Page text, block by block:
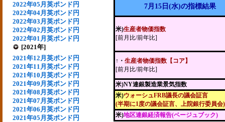
2022年05月英ポンド円
2022年04月英ポンド円
2022年03月英ポンド円
2022年02月英ポンド円
2022年01月英ポンド円
[2021年]
2021年12月英ポンド円
2021年11月英ポンド円
2021年10月英ポンド円
2021年09月英ポンド円
2021年08月英ポンド円
2021年07月英ポンド円
2021年06月英ポンド円
2021年05月英ポンド円
7月15日(水)の指標結果
米)生産者物価指数
[前月比/前年比]
↑・ 生産者物価指数【コア】
[前月比/前年比]
米)NY連銀製造業景気指数
米)ウォーシュFRB議長の議会証言
(半期に1度の議会証言、上院銀行委員会)
米)地区連銀経済報告(ベージュブック)